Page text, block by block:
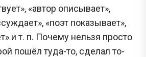
«автор описывает»,
«поэт показывает»,
и т. п. Почему нельзя просто
пошёл туда-то, сделал то-